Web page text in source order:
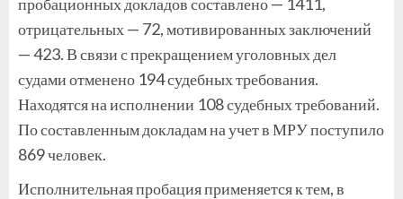
отрицательных — 72, мотивированных заключений
— 423. В связи с прекращением уголовных дел
судами отменено 194 судебных требования.
Находятся на исполнении 108 судебных требований.
По составленным докладам на учет в МРУ поступило
869 человек.
Исполнительная пробация применяется к тем, в